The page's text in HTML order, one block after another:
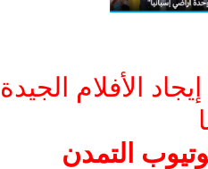
الأفلام الجيدة
التمدن